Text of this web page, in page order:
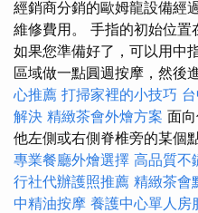
經銷商分銷的歐姆龍設備經
維修費用。 手指的初始位置
如果您準備好了，可以用中
區域做一點圓週按摩，然後
心推薦 打掃家裡的小技巧
解決 精緻茶會外燴方案 面
他左側或右側脊椎旁的某個
專業餐廳外燴選擇 高品質不
行社代辦護照推薦 精緻茶會
中精油按摩 養護中心單人房